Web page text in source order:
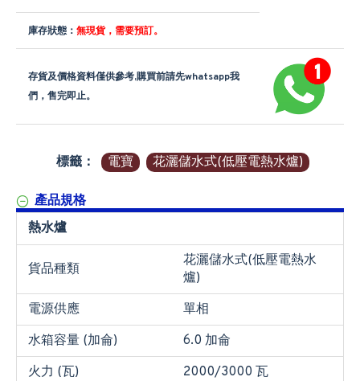
庫存狀態： 無現貨，需要預訂。
存貨及價格資料僅供參考,購買前請先whatsapp我
們，售完即止。
標籤： 電寶 花灑儲水式(低壓電熱水爐)
產品規格
熱水爐
貨品種類
花灑儲水式(低壓電熱水
爐)
電源供應
單相
水箱容量 (加侖)
6.0 加侖
火力 (瓦)
2000/3000 瓦